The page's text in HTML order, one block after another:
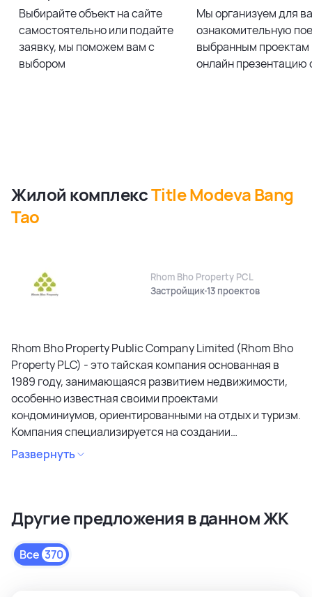
Выбирайте объект на сайте
самостоятельно или подайте
заявку, мы поможем вам с
выбором
Мы организуем для
ознакомительную
выбранным проектам
онлайн презентацию
Жилой комплексTitle Modeva Bang
Tao
Rhom Bho Property PCL
Застройщик13 проектов
Rhom Bho Property Public Company Limited (Rhom Bho
Property PLC) - это тайская компания основанная в
1989 году, занимающаяся развитием недвижимости,
особенно известная своими проектами
кондоминиумов, ориентированными на отдых и туризм.
Компания специализируется на создании
кондоминиумов в привлекательных районах, уделяя
особое внимание дизайну, качеству строительства и
коммерческих объектах и жилой недвижимости
высокого качества в сегментах недвижимости
премиального и среднего класса. Среди районов
застройки как престижные комьюнити Бангкока, так и
Развернуть
Другие предложения в данном ЖК
Все 370